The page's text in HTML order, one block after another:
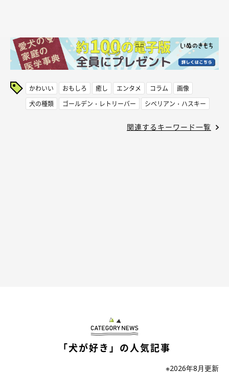
かわいい おもしろ 癒し エンタメ コラム
画像
犬の種類
ゴールデン・レトリーバー シベリアン・ハスキー
関連するキーワード一覧
「犬が好き」の人気記事
※2026年8月更新